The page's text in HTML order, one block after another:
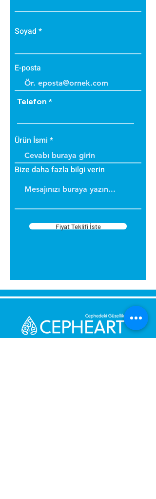
Soyad
E-posta
Telefon
Ürün İsmi
Bize daha fazla bilgi verin
Fiyat Teklifi İste